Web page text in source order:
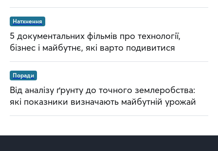
Натхнення
5 документальних фільмів про технології,
бізнес і майбутнє, які варто подивитися
Поради
Від аналізу ґрунту до точного землеробства:
які показники визначають майбутній урожай